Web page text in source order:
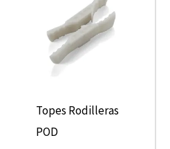
opcionesTopes Rodilleras
POD